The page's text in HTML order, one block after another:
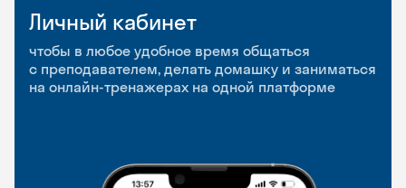
Личный кабинет
чтобы в любое удобное время общаться
с преподавателем, делать домашку и заниматься
на онлайн-тренажерах на одной платформе
Мобильное
приложение
чтобы заниматься и изучать новые слова где
и когда удобно
Разговорные клубы
и Talks
Групповые занятия для разговорной практики
и индивидуальные встречи с преподавателями